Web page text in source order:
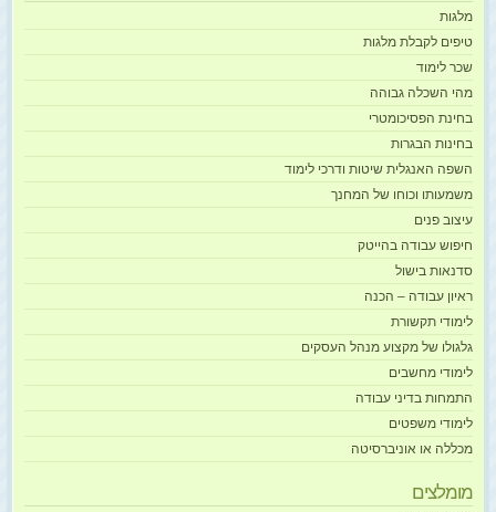
מלגות
טיפים לקבלת מלגות
שכר לימוד
מהי השכלה גבוהה
בחינת הפסיכומטרי
בחינות הבגרות
השפה האנגלית שיטות ודרכי לימוד
משמעותו וכוחו של המחנך
עיצוב פנים
חיפוש עבודה בהייטק
סדנאות בישול
ראיון עבודה – הכנה
לימודי תקשורת
גלגולו של מקצוע מנהל העסקים
לימודי מחשבים
התמחות בדיני עבודה
לימודי משפטים
מכללה או אוניברסיטה
מומלצים